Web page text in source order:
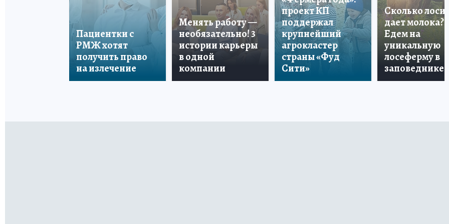
Пациентки с
РМЖ хотят
получить право
на излечение
Менять работу —
необязательно! 3
истории карьеры
в одной
компании
проект КП
поддержал
крупнейший
агрокластер
страны «Фуд
Сити»
Сколько лосиха
дает молока?
Едем на
уникальную
лосеферму в
заповеднике!